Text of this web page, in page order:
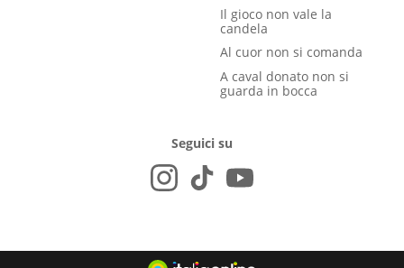
Il gioco non vale la
candela
Al cuor non si comanda
A caval donato non si
guarda in bocca
Seguici su